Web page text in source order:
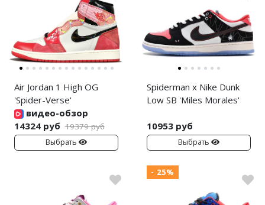
Air Jordan 1 High OG
'Spider-Verse'
видео-обзор
14324 руб 19379 руб
Выбрать
Spiderman x Nike Dunk
Low SB 'Miles Morales'
10953 руб
Выбрать
- 25%